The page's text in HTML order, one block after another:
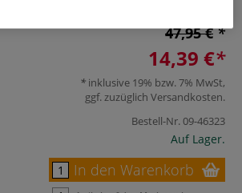
47,95 €
14,39 €
inklusive 19% bzw. 7% MwSt,
ggf. zuzüglich Versandkosten.
Bestell-Nr.09-46323
Auf Lager.
In den Warenkorb